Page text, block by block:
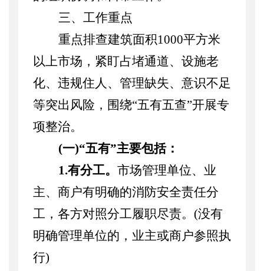
三、 工作重点
重点排查建筑面积1000平方米
以上市场，紧盯占堵通道、设施老
化、违规住人、管理缺失、意识不足
等突出风险，围绕“五有五查”开展专
项整治。
(一)“五有”主要包括：
1.有分工。 市场管理单位、业
主、商户有明确的消防安全责任分
工，各方对照分工履职尽责。 (没有
明确管理单位的，业主或商户参照执
行)